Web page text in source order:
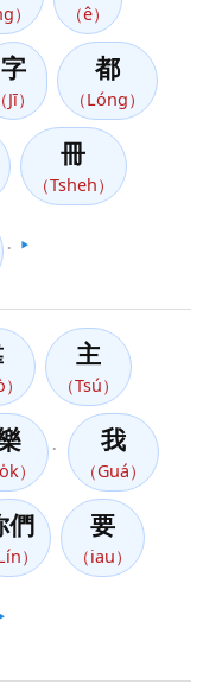
） （ê）
字
（Jī）
都
（Lóng）
冊
（Tsheh）
▶️
主
（Tsú）
）
我
（Guá）
們
）
要
（iau）